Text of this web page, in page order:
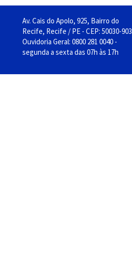
Av. Cais do Apolo, 925, Bairro do
Recife, Recife / PE - CEP: 50030-903
Ouvidoria Geral: 0800 281 0040 -
segunda a sexta das 07h às 17h